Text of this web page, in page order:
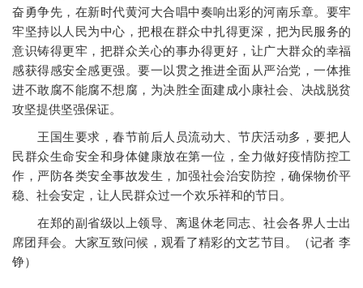
奋勇争先，在新时代黄河大合唱中奏响出彩的河南乐章。要牢
牢坚持以人民为中心，把根在群众中扎得更深，把为民服务的
意识铸得更牢，把群众关心的事办得更好，让广大群众的幸福
感获得感安全感更强。要一以贯之推进全面从严治党，一体推
进不敢腐不能腐不想腐，为决胜全面建成小康社会、决战脱贫
攻坚提供坚强保证。
王国生要求，春节前后人员流动大、节庆活动多，要把人
民群众生命安全和身体健康放在第一位，全力做好疫情防控工
作，严防各类安全事故发生，加强社会治安防控，确保物价平
稳、社会安定，让人民群众过一个欢乐祥和的节日。
在郑的副省级以上领导、离退休老同志、社会各界人士出
席团拜会。大家互致问候，观看了精彩的文艺节目。（记者 李
铮）